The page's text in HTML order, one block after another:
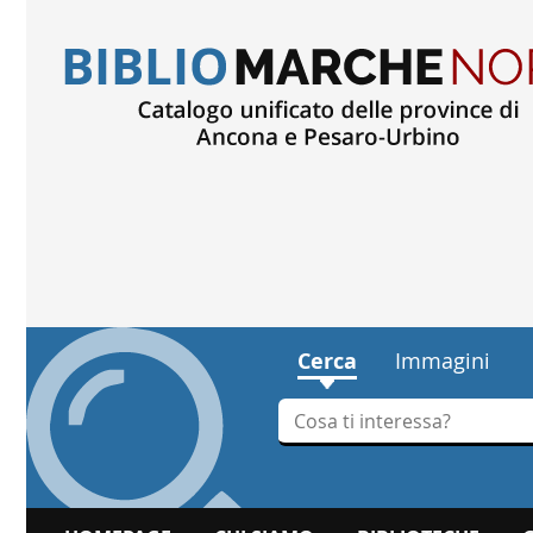
Cerca Immagini
Cerca su "Cerca"